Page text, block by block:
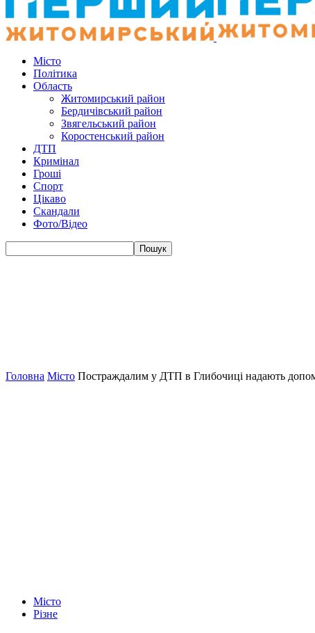
Місто
Політика
Область
Житомирський район
Бердичівський район
Звягельський район
Коростенський район
ДТП
Кримінал
Гроші
Спорт
Цікаво
Скандали
Фото/Відео
Головна Місто Постраждалим у ДТП в Глибочиці надають
Місто
Різне